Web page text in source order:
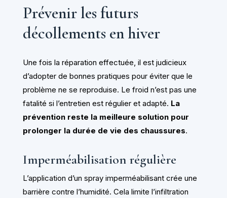
Prévenir les futurs
décollements en hiver
Une fois la réparation effectuée, il est judicieux
d’adopter de bonnes pratiques pour éviter que le
problème ne se reproduise. Le froid n’est pas une
fatalité si l’entretien est régulier et adapté. La
prévention reste la meilleure solution pour
prolonger la durée de vie des chaussures.
Imperméabilisation régulière
L’application d’un spray imperméabilisant crée une
barrière contre l’humidité. Cela limite l’infiltration